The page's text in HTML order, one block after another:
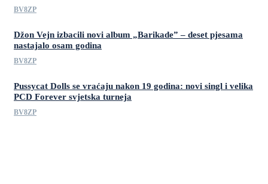
BV8ZP
Džon Vejn izbacili novi album „Barikade” – deset pjesama
nastajalo osam godina
BV8ZP
Pussycat Dolls se vraćaju nakon 19 godina: novi singl i velika
PCD Forever svjetska turneja
BV8ZP